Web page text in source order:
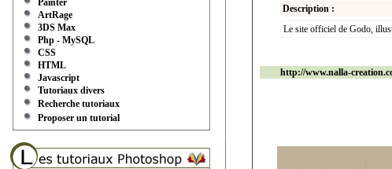
Painter
ArtRage
3DS Max
Php - MySQL
CSS
HTML
Javascript
Tutoriaux divers
Recherche tutoriaux
Proposer un tutorial
Description :
Le site officiel de Godo,
http://www.nalla-